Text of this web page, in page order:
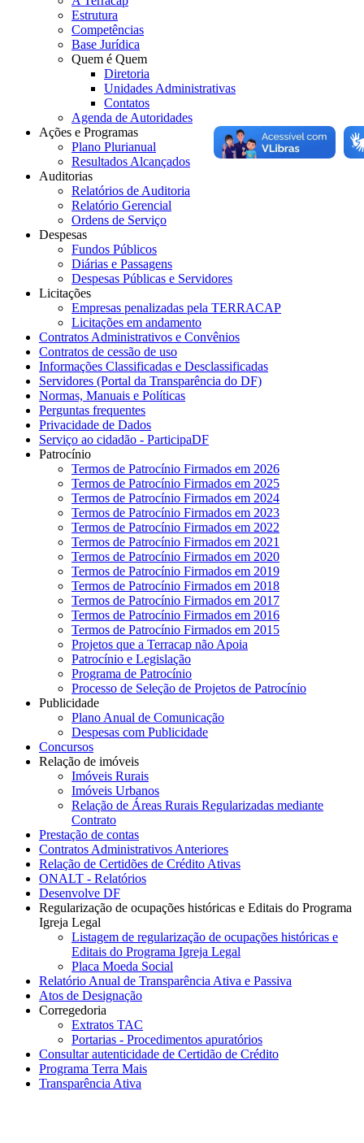
Estrutura
Competências
Base Jurídica
Quem é Quem
Diretoria
Unidades Administrativas
Contatos
Agenda de Autoridades
Ações e Programas
Plano Plurianual
Resultados Alcançados
Auditorias
Relatórios de Auditoria
Relatório Gerencial
Ordens de Serviço
Despesas
Fundos Públicos
Diárias e Passagens
Despesas Públicas e Servidores
Licitações
Empresas penalizadas pela TERRACAP
Licitações em andamento
Contratos Administrativos e Convênios
Contratos de cessão de uso
Informações Classificadas e Desclassificadas
Servidores (Portal da Transparência do DF)
Normas, Manuais e Políticas
Perguntas frequentes
Privacidade de Dados
Serviço ao cidadão - ParticipaDF
Patrocínio
Termos de Patrocínio Firmados em 2026
Termos de Patrocínio Firmados em 2025
Termos de Patrocínio Firmados em 2024
Termos de Patrocínio Firmados em 2023
Termos de Patrocínio Firmados em 2022
Termos de Patrocínio Firmados em 2021
Termos de Patrocínio Firmados em 2020
Termos de Patrocínio Firmados em 2019
Termos de Patrocínio Firmados em 2018
Termos de Patrocínio Firmados em 2017
Termos de Patrocínio Firmados em 2016
Termos de Patrocínio Firmados em 2015
Projetos que a Terracap não Apoia
Patrocínio e Legislação
Programa de Patrocínio
Processo de Seleção de Projetos de Patrocínio
Publicidade
Plano Anual de Comunicação
Despesas com Publicidade
Concursos
Relação de imóveis
Imóveis Rurais
Imóveis Urbanos
Relação de Áreas Rurais Regularizadas mediante
Contrato
Prestação de contas
Contratos Administrativos Anteriores
Relação de Certidões de Crédito Ativas
ONALT - Relatórios
Desenvolve DF
Regularização de ocupações históricas e Editais do Programa
Igreja Legal
Listagem de regularização de ocupações históricas e
Editais do Programa Igreja Legal
Placa Moeda Social
Relatório Anual de Transparência Ativa e Passiva
Atos de Designação
Corregedoria
Extratos TAC
Portarias - Procedimentos apuratórios
Consultar autenticidade de Certidão de Crédito
Programa Terra Mais
Transparência Ativa